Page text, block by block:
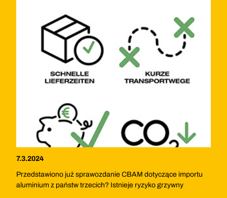
7.3.2024
Przedstawiono już sprawozdanie CBAM dotyczące importu
aluminium z państw trzecich? Istnieje ryzyko grzywny